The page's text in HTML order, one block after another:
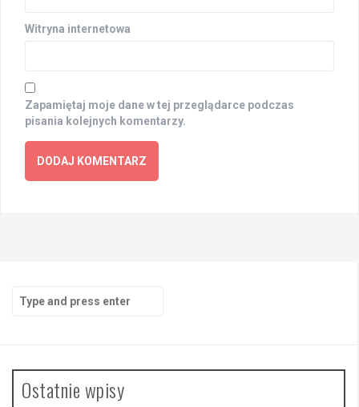
Witryna internetowa
Zapamiętaj moje dane w tej przeglądarce podczas
pisania kolejnych komentarzy.
Search
for:
Ostatnie wpisy